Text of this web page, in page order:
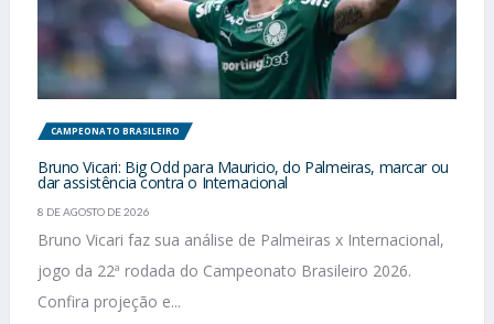
CAMPEONATO BRASILEIRO
Bruno Vicari: Big Odd para Mauricio, do Palmeiras, marcar ou
dar assistência contra o Internacional
8 DE AGOSTO DE 2026
Bruno Vicari faz sua análise de Palmeiras x Internacional,
jogo da 22ª rodada do Campeonato Brasileiro 2026.
Confira projeção e...